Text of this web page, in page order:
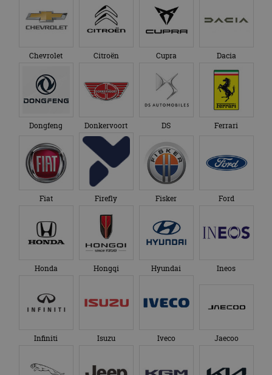
Chevrolet Citroën Cupra Dacia
Dongfeng Donkervoort DS Ferrari
Fiat Firefly Fisker Ford
Honda Hongqi Hyundai Ineos
Infiniti Isuzu Iveco Jaecoo